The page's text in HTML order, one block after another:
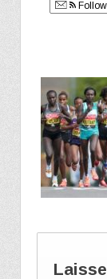
Follow